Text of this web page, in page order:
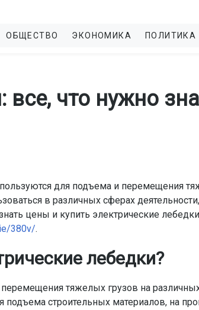
ОБЩЕСТВО ЭКОНОМИКА ПОЛИТИКА
все, что нужно
для подъема и перемещения
в различных сферах
цены и купить электрические
380v/.
лебедки?
тяжелых грузов на
подъема строительных материалов, на